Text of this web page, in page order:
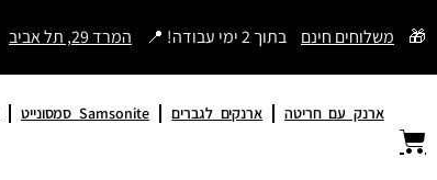
דילוג
🎁 משלוחים חינם בתוך 2 ימי עבודה! 📍 המרד 29, תל אביב
ארנק עם חריטה ארנקים לגברים Samsonite סמסונייט